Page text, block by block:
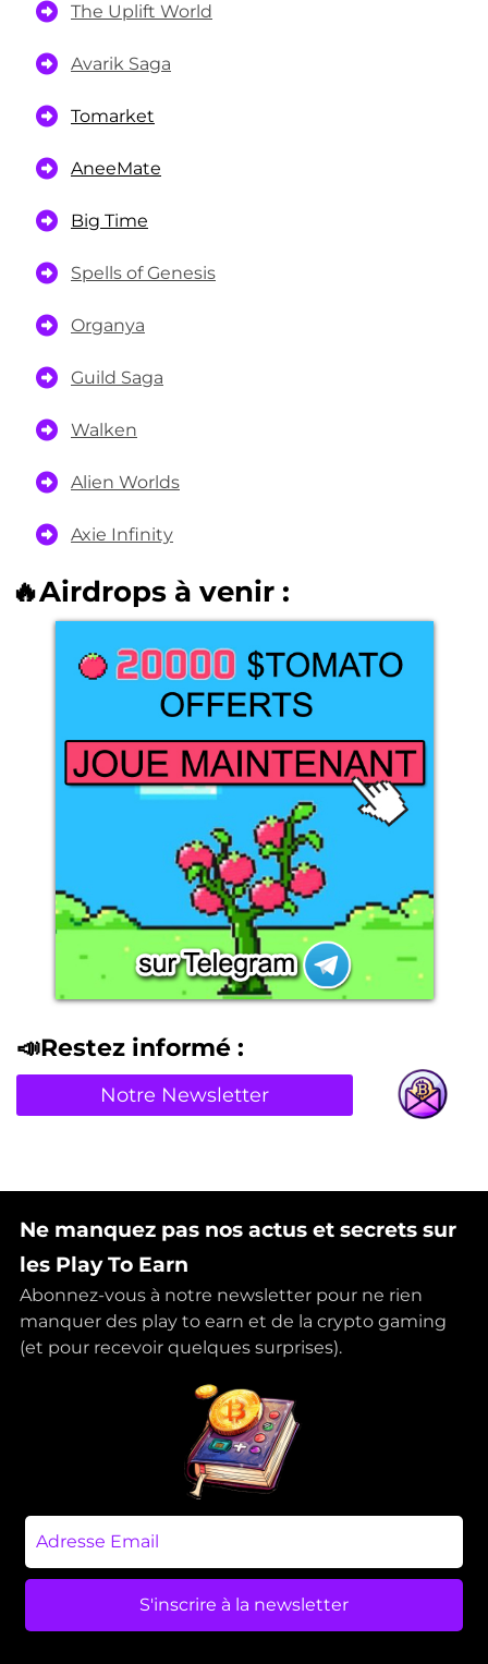
The Uplift World
Avarik Saga
Tomarket
AneeMate
Big Time
Spells of Genesis
Organya
Guild Saga
Walken
Alien Worlds
Axie Infinity
🔥Airdrops à venir :
📣Restez informé :
Notre Newsletter
Ne manquez pas nos actus et secrets sur
les Play To Earn
Abonnez-vous à notre newsletter pour ne rien
manquer des play to earn et de la crypto gaming
(et pour recevoir quelques surprises).
S'inscrire à la newsletter